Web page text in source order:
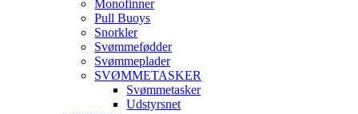
Monofinner
Pull Buoys
Snorkler
Svømmefødder
Svømmeplader
SVØMMETASKER
Svømmetasker
Udstyrsnet